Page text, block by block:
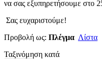
να σας εξυπηρετήσουμε στο
Σας ευχαριστούμε!
Προβολή ως: Πλέγμα Λίστα
Ταξινόμηση κατά